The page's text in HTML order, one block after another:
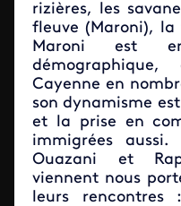
rizières, les
fleuve (Maroni),
Maroni est
Cayenne en
son dynamisme
et la prise en
immigrées
Ouazani et
viennent nous
leurs